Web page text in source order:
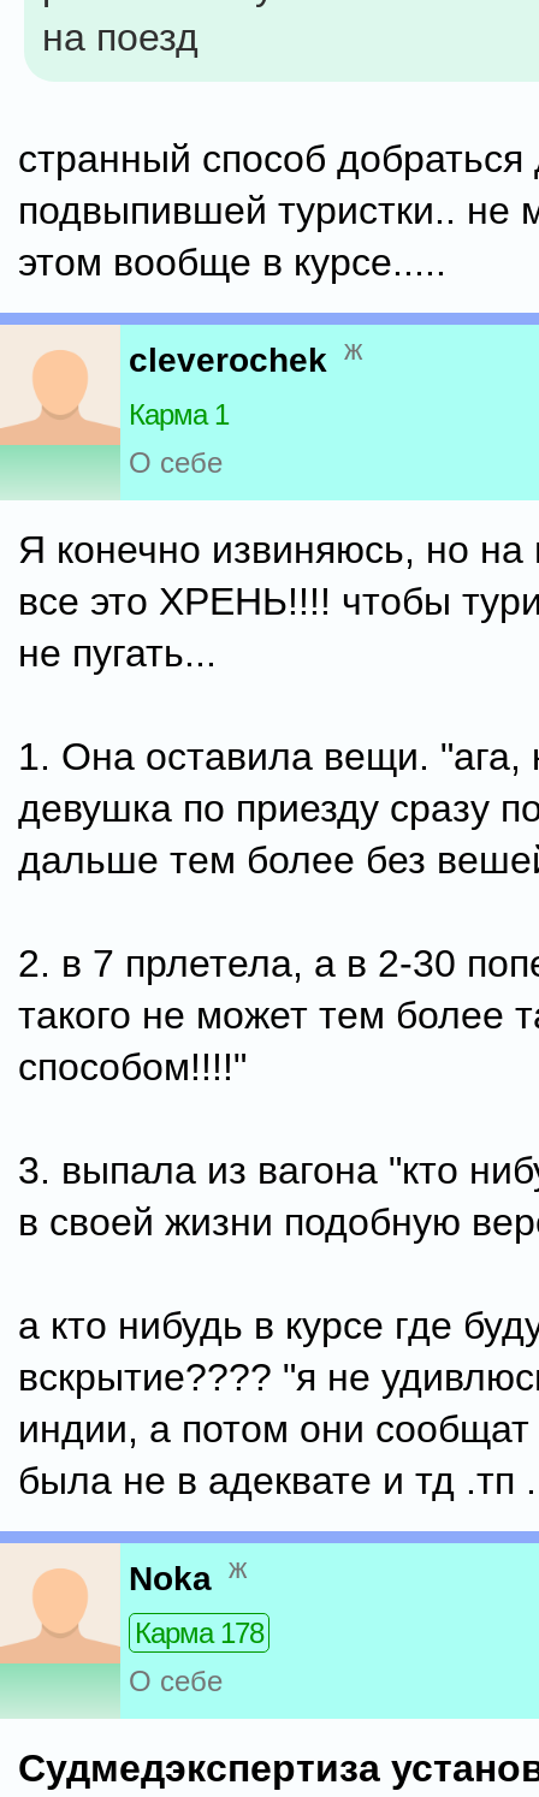
на поезд
странный способ
подвыпившей туристки.. не
этом вообще в курсе.....
cleverochek ж
Карма 1
О себе
Я конечно извиняюсь, но на
все это ХРЕНЬ!!!! чтобы
не пугать...
1. Она оставила вещи. "ага,
девушка по приезду сразу
дальше тем более без
2. в 7 прлетела, а в 2-30
такого не может тем более
способом!!!!"
3. выпала из вагона "кто
в своей жизни подобную
а кто нибудь в курсе где
вскрытие???? "я не
индии, а потом они сообщат
была не в адеквате и тд .тп
Noka ж
Карма 178
О себе
Судмедэкспертиза